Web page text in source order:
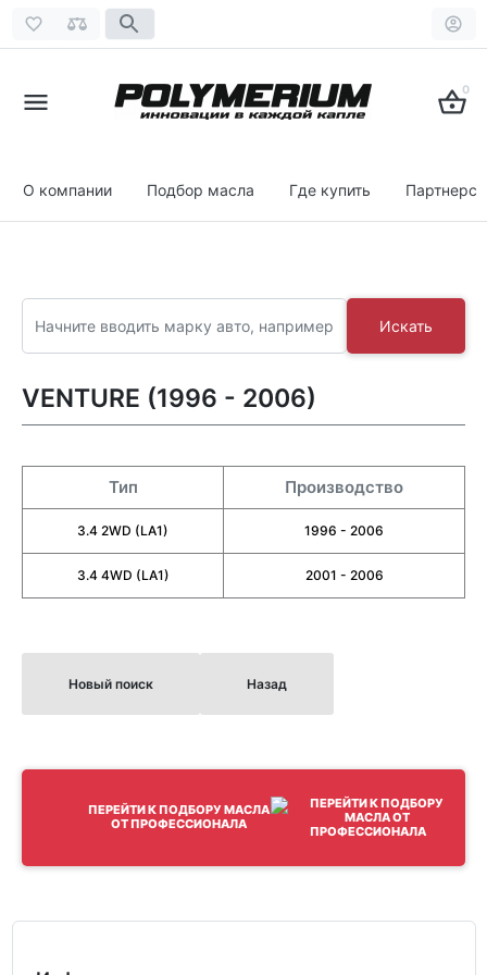
0
О компании Подбор масла Где купить
Искать
VENTURE (1996 - 2006)
Тип Производство
3.4 2WD (LA1) 1996 - 2006
3.4 4WD (LA1) 2001 - 2006
Новый поиск Назад
ПЕРЕЙТИ К ПОДБОРУ МАСЛА
ОТ ПРОФЕССИОНАЛА